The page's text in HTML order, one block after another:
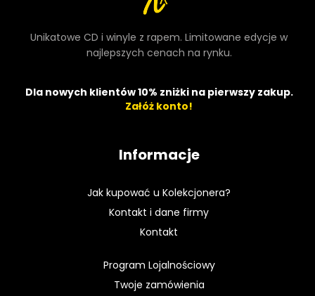
Unikatowe CD i winyle z rapem. Limitowane edycje w
najlepszych cenach na rynku.
Dla nowych klientów 10% zniżki na pierwszy zakup.
Załóż konto!
Informacje
Jak kupować u Kolekcjonera?
Kontakt i dane firmy
Kontakt
Program Lojalnościowy
Twoje zamówienia